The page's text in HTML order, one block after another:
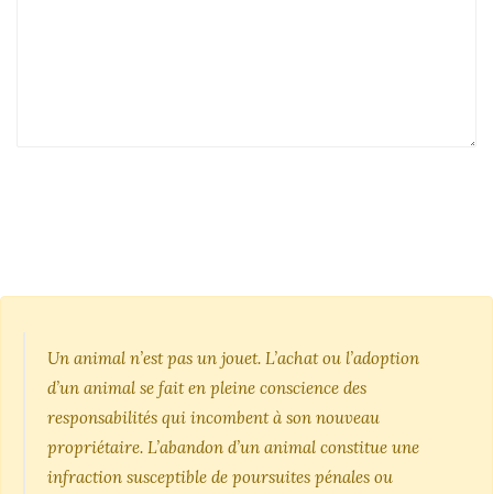
Un animal n’est pas un jouet. L’achat ou l’adoption
d’un animal se fait en pleine conscience des
responsabilités qui incombent à son nouveau
propriétaire. L’abandon d’un animal constitue une
infraction susceptible de poursuites pénales ou